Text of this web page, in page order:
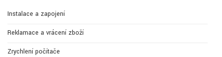
Instalace a zapojení
Reklamace a vrácení zboží
Zrychlení počítače